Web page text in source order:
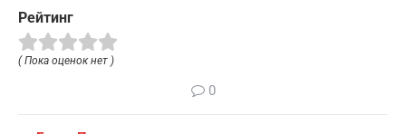
Рейтинг
( Пока оценок нет )
0